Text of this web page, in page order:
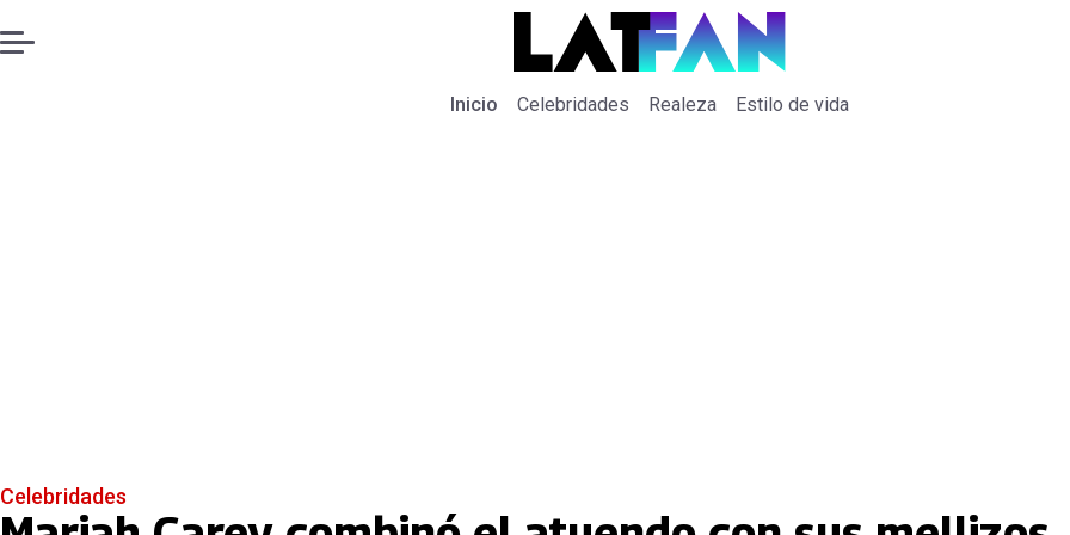
Inicio Celebridades Realeza Estilo de vida
Celebridades